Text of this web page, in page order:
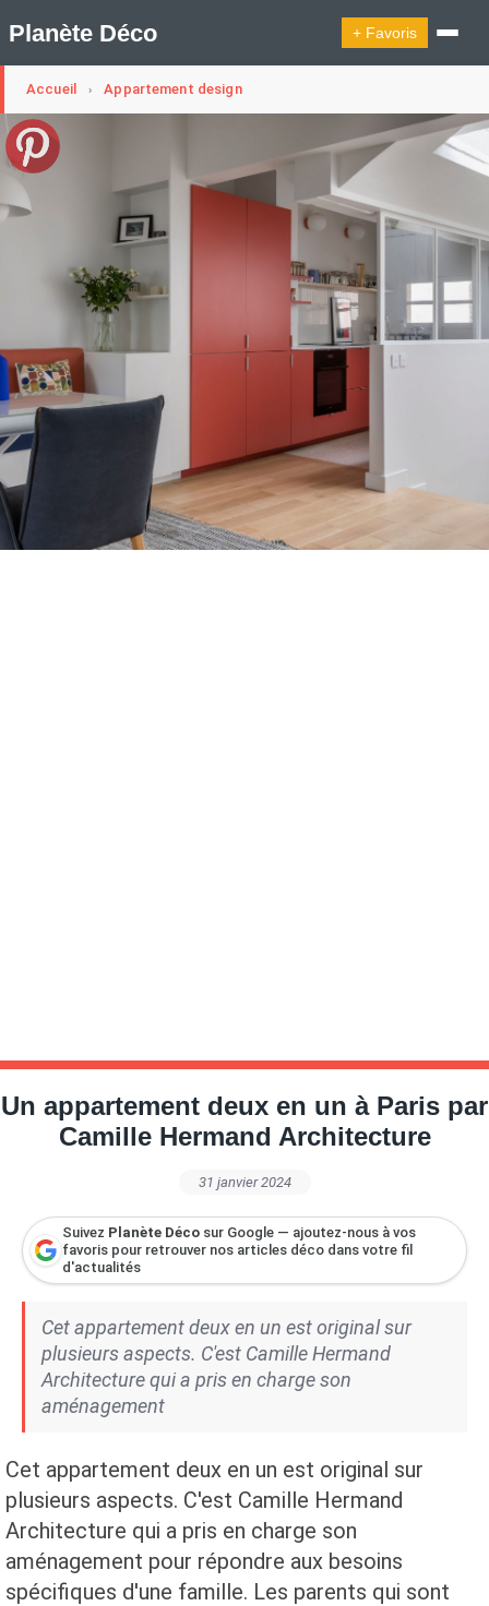
Planète Déco + Favoris
🛍︎ Shop Planète Déco ℹ︎ À propos
Appartement Design
Decoration Noël
Design Suédois En Quelques Photos
Idées Déco En 10 Photos
La Semaine Décoration Et Design
Maison En Ville
Méli-Mélo Suédois
Publi Reportage
Interieurs Scandinaves
La Décoration Selon Votre Signe Astrologique
Les Trouvailles Déco Du Jour
Maison Appartement Écologique
Maison Container/container House
Maison D'hôtes
Maison Et Appartement Vintage
On Décode La Déco
Piscine Question De Style
Revue De Week End
Tiny House
Accueil › Appartement design
Un appartement deux en un à Paris par
Camille Hermand Architecture
31 janvier 2024
Suivez Planète Déco sur Google — ajoutez-nous à vos
favoris pour retrouver nos articles déco dans votre fil
d'actualités
Cet appartement deux en un est original sur
plusieurs aspects. C'est Camille Hermand
Architecture qui a pris en charge son
aménagement
Cet appartement deux en un est original sur
plusieurs aspects. C'est Camille Hermand
Architecture qui a pris en charge son
aménagement pour répondre aux besoins
spécifiques d'une famille. Les parents qui sont